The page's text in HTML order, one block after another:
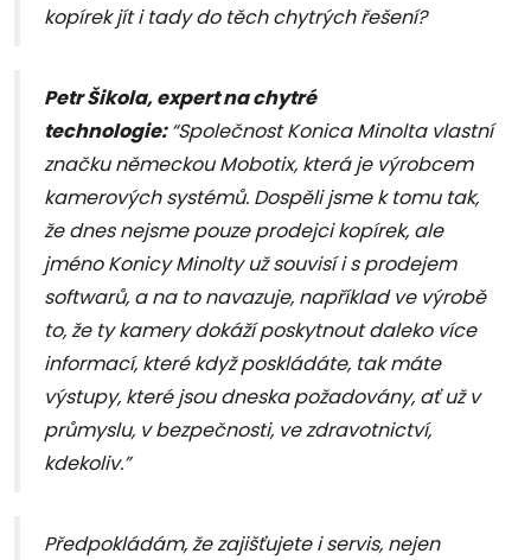
kopírek jít i tady do těch chytrých řešení?
Petr Šikola, expert na chytré
technologie:“Společnost Konica Minolta vlastní
značku německou Mobotix, která je výrobcem
kamerových systémů. Dospěli jsme k tomu tak,
že dnes nejsme pouze prodejci kopírek, ale
jméno Konicy Minolty už souvisí i s prodejem
softwarů, a na to navazuje, například ve výrobě
to, že ty kamery dokáží poskytnout daleko více
informací, které když poskládáte, tak máte
výstupy, které jsou dneska požadovány, ať už v
průmyslu, v bezpečnosti, ve zdravotnictví,
kdekoliv.”
Předpokládám, že zajišťujete i servis, nejen